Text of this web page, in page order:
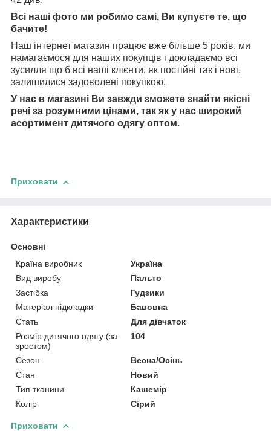
Всі наші фото ми робимо самі, Ви купуєте те, що
бачите!
Наш інтернет магазин працює вже більше 5 років, ми
намагаємося для наших покупців і докладаємо всі
зусилля що б всі наші клієнти, як постійні так і нові,
залишилися задоволені покупкою.
У нас в магазині Ви завжди зможете знайти якісні
речі за розумними цінами, так як у нас широкий
асортимент дитячого одягу оптом.
Приховати
Характеристики
Основні
Країна виробник
Україна
Вид виробу
Пальто
Застібка
Гудзики
Матеріал підкладки
Бавовна
Стать
Для дівчаток
Розмір дитячого одягу (за
зростом)
104
Сезон
Весна/Осінь
Стан
Новий
Тип тканини
Кашемір
Колір
Сірий
Приховати